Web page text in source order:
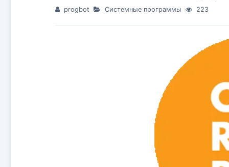
progbot Системные программы 223